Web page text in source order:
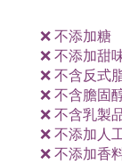
❌ 不添加糖
❌ 不添加甜
❌ 不含反式
❌ 不含膽固
❌ 不含乳製
❌ 不添加人
❌ 不添加香